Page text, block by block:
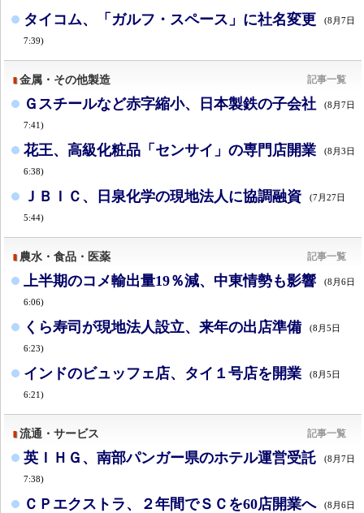
タイコム、「ガルフ・スペース」に社名変更 (8月7日
7:39)
金属・その他製造 記事一覧
Ｇスチールなど赤字縮小、日本製鉄の子会社 (8月7日
7:41)
花王、高級化粧品「センサイ」の専門店開業 (8月3日
6:38)
ＪＢＩＣ、日泉化学の現地法人に協調融資 (7月27日
5:44)
農水・食品・医薬 記事一覧
上半期のコメ輸出量19％減、中東情勢も影響 (8月6日
6:06)
くら寿司が現地法人設立、来年の出店準備 (8月5日
6:23)
インドのビュッフェ店、タイ１号店を開業 (8月5日
6:21)
流通・サービス 記事一覧
英ＩＨＧ、南部パンガー県のホテル運営受託 (8月7日
7:38)
ＣＰエクストラ、２年間でＳＣを60店開業へ (8月6日